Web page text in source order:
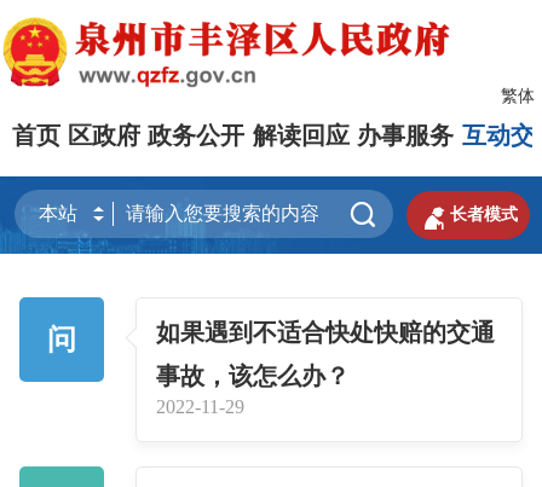
繁体
首页 区政府 政务公开 解读回应 办事服务 互动交
  长者模式
问
如果遇到不适合快处快赔的交通
事故，该怎么办？
2022-11-29